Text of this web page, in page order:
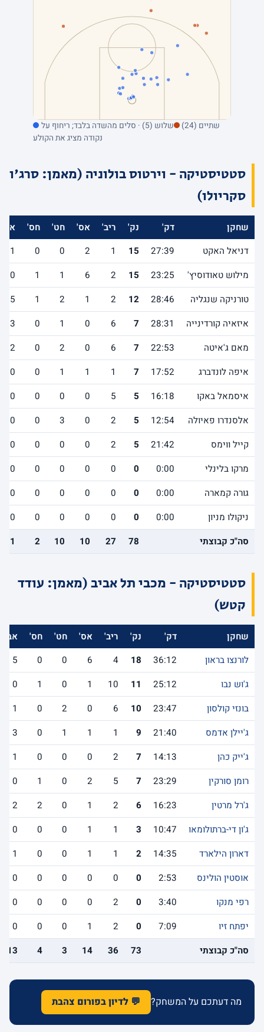
שתיים (24)
שלוש (5) · סלים מהשדה בלבד; ריחוף על
נקודה מציג את הקולע
סטטיסטיקה - וירטוס בולוניה (מאמן: סרג'ו
סקריולו)
שחקן דק' נק' ריב' אס' חט' חס'
אב'
דניאל האקט
27:39
15
1
2
0
0
1
מילוש טאודוסיץ'
23:25
15
2
6
1
1
0
טורניקה שנגליה
28:46
12
2
1
2
1
5
איזאיה קורדינייה
28:31
7
6
0
1
0
3
מאם ג'איטה
22:53
7
6
0
2
0
2
איפה לונדברג
17:52
7
1
1
1
0
0
איסמאל באקו
16:18
5
5
0
0
0
0
אלסנדרו פאיולה
12:54
5
2
0
3
0
0
קייל ווימס
21:42
5
2
0
0
0
0
מרקו בלינלי
0:00
0
0
0
0
0
0
גורה קמארה
0:00
0
0
0
0
0
0
ניקולו מניון
0:00
0
0
0
0
0
0
סה"כ קבוצתי
78
27
10
10
2
11
סטטיסטיקה - מכבי תל אביב (מאמן: עודד
קטש)
שחקן דק' נק' ריב' אס' חט' חס'
אב'
לורנצו בראון
36:12
18
4
6
0
0
5
ג'וש נבו
25:12
11
10
1
0
1
0
בונזי קולסון
23:47
10
6
0
2
0
1
ג'יילן אדמס
21:40
9
1
1
1
0
3
ג'ייק כהן
14:13
7
2
0
0
0
1
רומן סורקין
23:29
7
5
2
0
1
0
ג'רל מרטין
16:23
6
2
1
0
2
2
ג'ון די-ברתולומאו
10:47
3
1
1
0
0
0
דארון הילארד
14:35
2
1
1
0
0
1
אוסטין הולינס
2:53
0
0
0
0
0
0
רפי מנקו
3:40
0
2
0
0
0
0
יפתח זיו
7:09
0
2
1
0
0
0
סה"כ קבוצתי
73
36
14
3
4
13
מה דעתכם על המשחק? 💬 לדיון בפורום צהבת